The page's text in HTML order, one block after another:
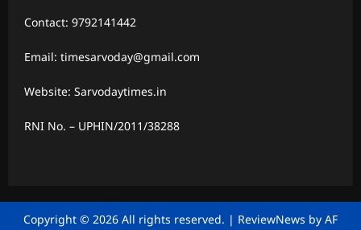
Contact: 9792141442
Email: timesarvoday@gmail.com
Website: Sarvodaytimes.in
RNI No. – UPHIN/2011/38288
Copyright © 2026 All rights reserved. | ReviewNews by AF